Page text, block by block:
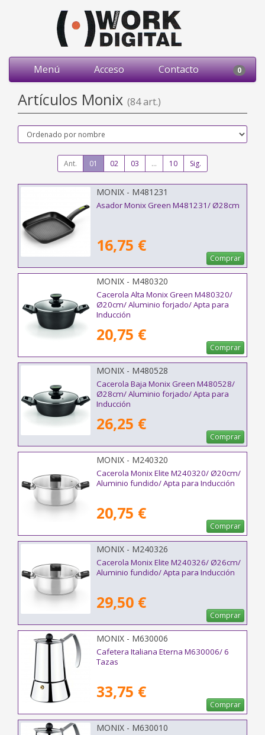
Menú Acceso Contacto 0
Artículos Monix (84 art.)
Ant. 01 02 03 ... 10 Sig.
MONIX - M481231
Asador Monix Green M481231/ Ø28cm
16,75 €
Comprar
MONIX - M480320
Cacerola Alta Monix Green M480320/
Ø20cm/ Aluminio forjado/ Apta para
Inducción
20,75 €
Comprar
MONIX - M480528
Cacerola Baja Monix Green M480528/
Ø28cm/ Aluminio forjado/ Apta para
Inducción
26,25 €
Comprar
MONIX - M240320
Cacerola Monix Elite M240320/ Ø20cm/
Aluminio fundido/ Apta para Inducción
20,75 €
Comprar
MONIX - M240326
Cacerola Monix Elite M240326/ Ø26cm/
Aluminio fundido/ Apta para Inducción
29,50 €
Comprar
MONIX - M630006
Cafetera Italiana Eterna M630006/ 6
Tazas
33,75 €
Comprar
MONIX - M630010